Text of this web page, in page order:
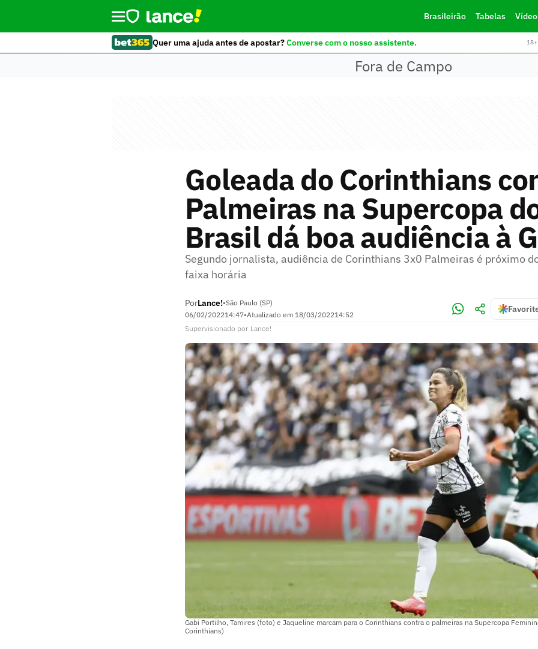
Brasileirão Tabelas
Quer uma ajuda antes de apostar?Converse com o nosso assistente.
Fora de Campo
Goleada do Corinthians
Palmeiras na Supercopa
Brasil dá boa audiência à
Segundo jornalista, audiência de Corinthians 3x0 Palmeiras é próximo
faixa horária
PorLance!•São Paulo (SP)
06/02/202214:47•Atualizado em 18/03/202214:52
Supervisionado por Lance!
Gabi Portilho, Tamires (foto) e Jaqueline marcam para o Corinthians contra o palmeiras na Supercopa
Corinthians)